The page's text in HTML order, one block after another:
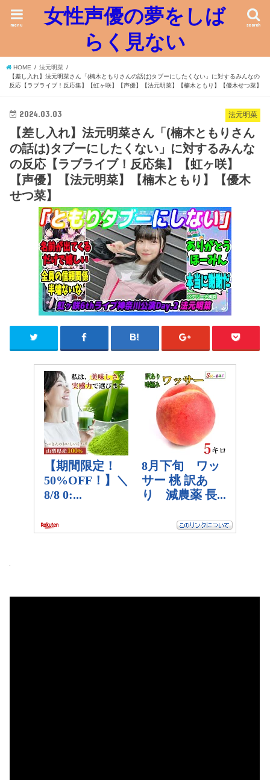
女性声優の夢をしば
らく見ない
search
menu
HOME
法元明菜
【差し入れ】法元明菜さん「(楠木ともりさんの話は)タブーにしたくない」に対するみんなの
反応【ラブライブ！反応集】【虹ヶ咲】【声優】【法元明菜】【楠木ともり】【優木せつ菜】
法元明菜
2024.03.03
【差し入れ】法元明菜さん「(楠木ともりさん
の話は)タブーにしたくない」に対するみんな
の反応【ラブライブ！反応集】【虹ヶ咲】
【声優】【法元明菜】【楠木ともり】【優木
せつ菜】